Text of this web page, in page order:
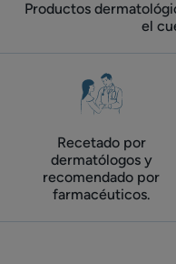
Productos
el
Recetado por
dermatólogos y
recomendado por
farmacéuticos.